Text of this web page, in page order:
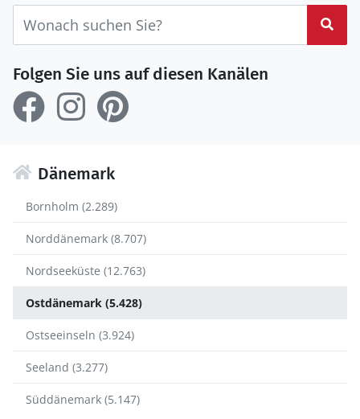
Folgen Sie uns auf diesen Kanälen
Dänemark
Bornholm (2.289)
Norddänemark (8.707)
Nordseeküste (12.763)
Ostdänemark (5.428)
Ostseeinseln (3.924)
Seeland (3.277)
Süddänemark (5.147)